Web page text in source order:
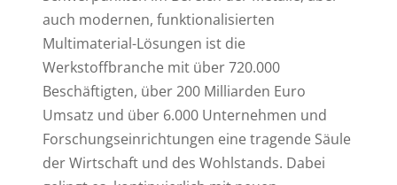
auch modernen, funktionalisierten
Multimaterial-Lösungen ist die
Werkstoffbranche mit über 720.000
Beschäftigten, über 200 Milliarden Euro
Umsatz und über 6.000 Unternehmen und
Forschungseinrichtungen eine tragende Säule
der Wirtschaft und des Wohlstands. Dabei